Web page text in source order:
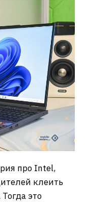
про Intel,
клеить
это